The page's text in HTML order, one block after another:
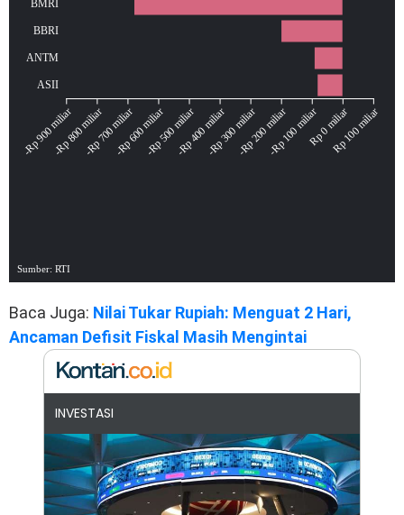
Baca Juga: Nilai Tukar Rupiah: Menguat 2 Hari,
Ancaman Defisit Fiskal Masih Mengintai
INVESTASI